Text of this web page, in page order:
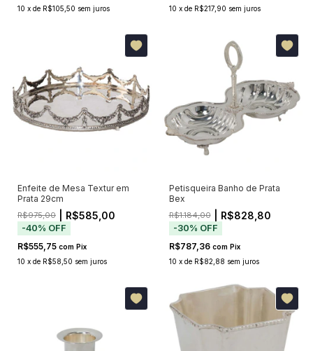
10 x de R$105,50 sem juros
10 x de R$217,90 sem juros
Enfeite de Mesa Textur em
Prata 29cm
R$975,00 | R$585,00
-40% OFF
R$555,75 com Pix
10 x de R$58,50 sem juros
Petisqueira Banho de Prata
Bex
R$1.184,00| R$828,80
-30% OFF
R$787,36 com Pix
10 x de R$82,88 sem juros